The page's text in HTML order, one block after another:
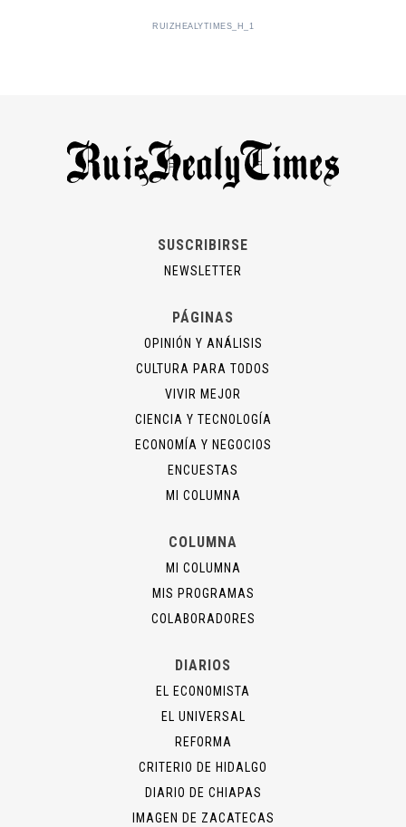
RUIZHEALYTIMES_H_1
SUSCRIBIRSE
NEWSLETTER
PÁGINAS
OPINIÓN Y ANÁLISIS
CULTURA PARA TODOS
VIVIR MEJOR
CIENCIA Y TECNOLOGÍA
ECONOMÍA Y NEGOCIOS
ENCUESTAS
MI COLUMNA
COLUMNA
MI COLUMNA
MIS PROGRAMAS
COLABORADORES
DIARIOS
EL ECONOMISTA
EL UNIVERSAL
REFORMA
CRITERIO DE HIDALGO
DIARIO DE CHIAPAS
IMAGEN DE ZACATECAS